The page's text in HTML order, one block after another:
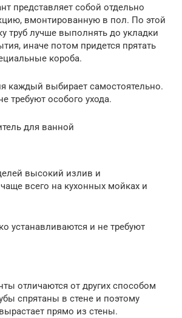
представляет собой отдельно
вмонтированную в пол. По этой
труб лучше выполнять до укладки
иначе потом придется прятать
короба.
каждый выбирает самостоятельно.
требуют особого ухода.
для ванной
высокий излив и
всего на кухонных мойках и
устанавливаются и не требуют
отличаются от других способом
спрятаны в стене и поэтому
прямо из стены.